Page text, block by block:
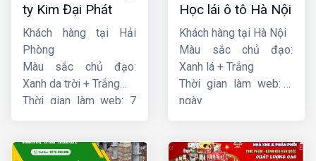
ty Kim Đại Phát
Khách hàng tại Hải
Phòng
Màu sắc chủ đạo:
Xanh da trời + Trắng
Thời gian làm web: 7
Học lái ô tô Hà Nội
Khách hàng tại Hà Nội
Màu sắc chủ đạo:
Xanh lá + Trắng
Thời gian làm web: 7
ngày